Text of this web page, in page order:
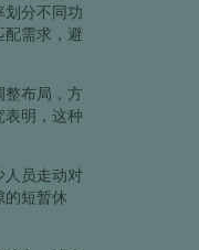
划分不同功
配需求，避
整布局，方
表明，这种
人员走动对
的短暂休